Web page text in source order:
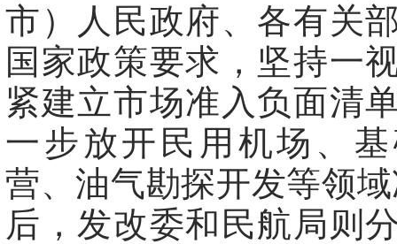
市）人民政府、各有关
国家政策要求，坚持一
紧建立市场准入负面清
一步放开民用机场、
营、油气勘探开发等领域
后，发改委和民航局则